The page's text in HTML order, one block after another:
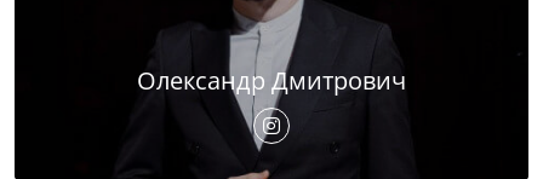
Олександр Дмитрович